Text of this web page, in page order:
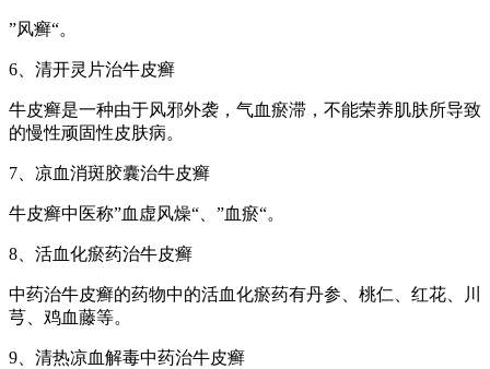
”风癣“。
6、清开灵片治牛皮癣
牛皮癣是一种由于风邪外袭，气血瘀滞，不能荣养肌肤所导致
的慢性顽固性皮肤病。
7、凉血消斑胶囊治牛皮癣
牛皮癣中医称”血虚风燥“、”血瘀“。
8、活血化瘀药治牛皮癣
中药治牛皮癣的药物中的活血化瘀药有丹参、桃仁、红花、川
芎、鸡血藤等。
9、清热凉血解毒中药治牛皮癣